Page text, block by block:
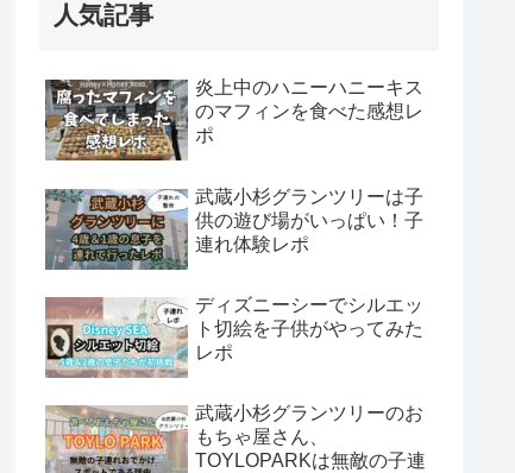
人気記事
炎上中のハニーハニーキス
のマフィンを食べた感想レ
ポ
武蔵小杉グランツリーは子
供の遊び場がいっぱい！子
連れ体験レポ
ディズニーシーでシルエッ
ト切絵を子供がやってみた
レポ
武蔵小杉グランツリーのお
もちゃ屋さん、
TOYLOPARKは無敵の子連